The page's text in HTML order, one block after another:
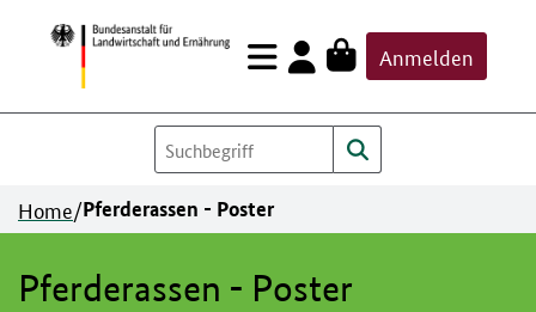
Zum
Inhalt
springen
Anmelden
Home/Pferderassen - Poster
Pferderassen - Poster